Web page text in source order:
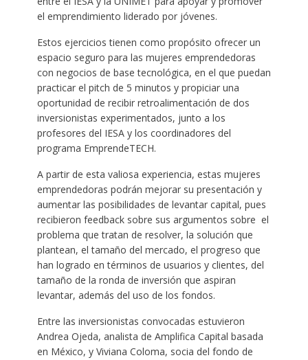
el emprendimiento liderado por jóvenes.
Estos ejercicios tienen como propósito ofrecer un
espacio seguro para las mujeres emprendedoras
con negocios de base tecnológica, en el que puedan
practicar el pitch de 5 minutos y propiciar una
oportunidad de recibir retroalimentación de dos
inversionistas experimentados, junto a los
profesores del IESA y los coordinadores del
programa EmprendeTECH.
A partir de esta valiosa experiencia, estas mujeres
emprendedoras podrán mejorar su presentación y
aumentar las posibilidades de levantar capital, pues
recibieron feedback sobre sus argumentos sobre el
problema que tratan de resolver, la solución que
plantean, el tamaño del mercado, el progreso que
han logrado en términos de usuarios y clientes, del
tamaño de la ronda de inversión que aspiran
levantar, además del uso de los fondos.
Entre las inversionistas convocadas estuvieron
Andrea Ojeda, analista de Amplifica Capital basada
en México, y Viviana Coloma, socia del fondo de